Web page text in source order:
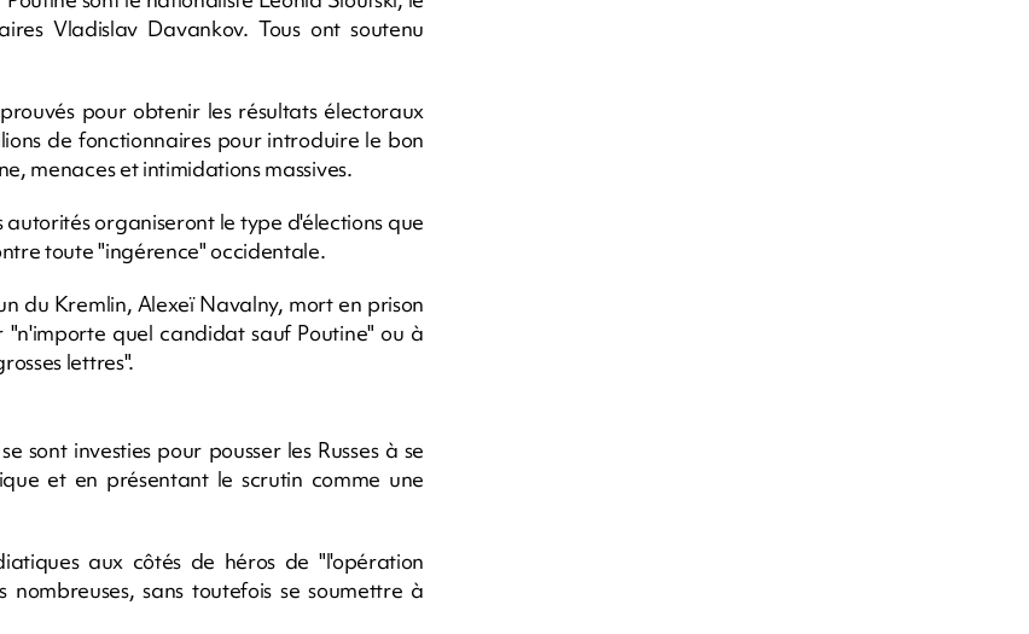
Vladislav Davankov. Tous ont soutenu
pour obtenir les résultats électoraux
de fonctionnaires pour introduire le bon
menaces et intimidations massives.
organiseront le type d'élections que
toute "ingérence" occidentale.
du Kremlin, Alexeï Navalny, mort en prison
quel candidat sauf Poutine" ou à
lettres".
sont investies pour pousser les Russes à se
et en présentant le scrutin comme une
aux côtés de héros de "l'opération
nombreuses, sans toutefois se soumettre à